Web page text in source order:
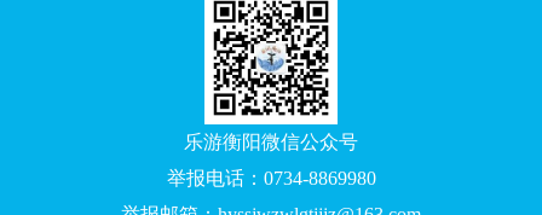
乐游衡阳微信公众号
举报电话：0734-8869980